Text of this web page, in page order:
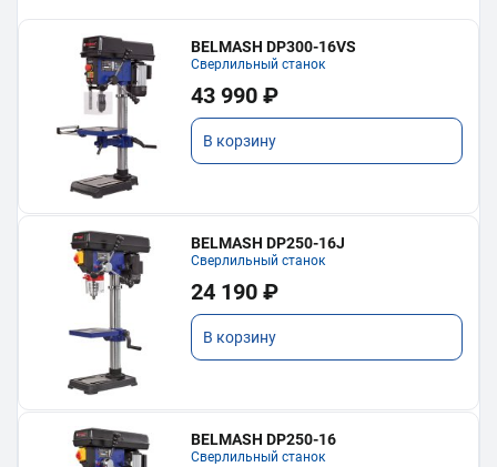
BELMASH DP300-16VS
Сверлильный станок
43 990 ₽
В корзину
BELMASH DP250-16J
Сверлильный станок
24 190 ₽
В корзину
BELMASH DP250-16
Сверлильный станок